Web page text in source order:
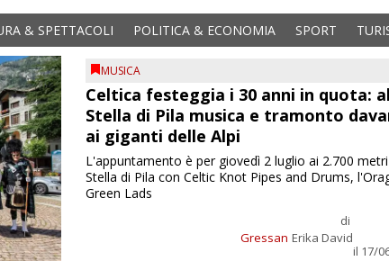
& SPETTACOLI POLITICA & ECONOMIA SPORT
MUSICA
Celtica festeggia i 30 anni in quota:
Stella di Pila musica e tramonto
ai giganti delle Alpi
Gressan
di
Erika David
il 17/
L'appuntamento è per giovedì 2 luglio ai 2.700
Stella di Pila con Celtic Knot Pipes and Drums,
Green Lads